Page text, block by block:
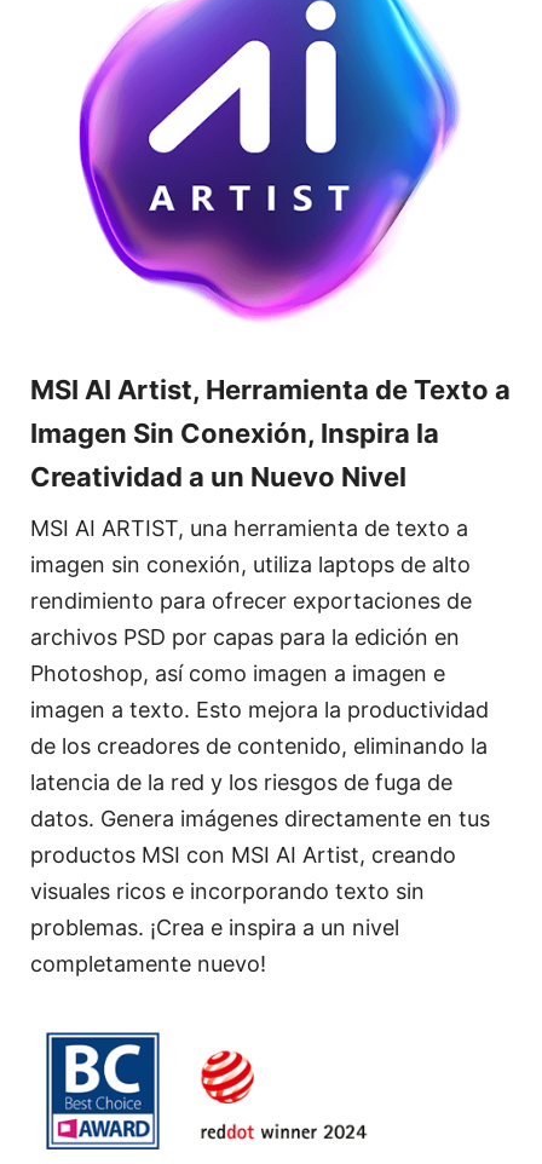
MSI AI Artist, Herramienta de Texto a
Imagen Sin Conexión, Inspira la
Creatividad a un Nuevo Nivel
MSI AI ARTIST, una herramienta de texto a
imagen sin conexión, utiliza laptops de alto
rendimiento para ofrecer exportaciones de
archivos PSD por capas para la edición en
Photoshop, así como imagen a imagen e
imagen a texto. Esto mejora la productividad
de los creadores de contenido, eliminando la
latencia de la red y los riesgos de fuga de
datos. Genera imágenes directamente en tus
productos MSI con MSI AI Artist, creando
visuales ricos e incorporando texto sin
problemas. ¡Crea e inspira a un nivel
completamente nuevo!